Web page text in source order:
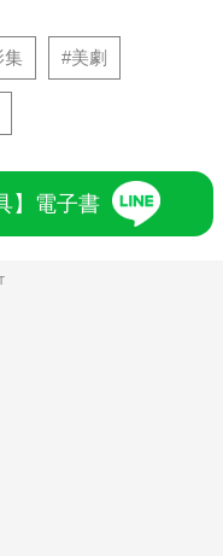
集 #美劇
】電子書